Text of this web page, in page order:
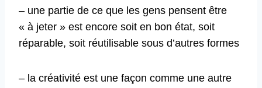
– une partie de ce que les gens pensent être
« à jeter » est encore soit en bon état, soit
réparable, soit réutilisable sous d’autres formes
– la créativité est une façon comme une autre